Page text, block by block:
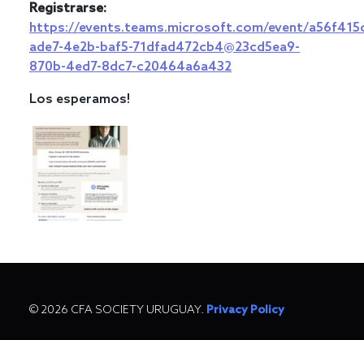
Registrarse:
https://events.teams.microsoft.com/event/
ade7-4e2b-baf5-71dfad472cb4@23cd5ea9-
870b-4ed7-8dc7-c20464a6a432
Los esperamos!
© 2026 CFA SOCIETY URUGUAY. Privacy Policy